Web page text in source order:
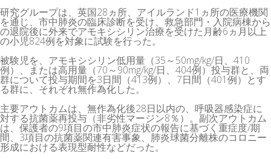
研究グループは、英国28ヵ所、アイルランド1ヵ所の医療機関
を通じ、市中肺炎の臨床診断を受け、救急部門・入院病棟から
の退院後に外来でアモキシシリン治療を受けた月齢6ヵ月以上
の小児824例を対象に試験を行った。
被験児を、アモキシシリン低用量（35～50mg/kg/日、410
例）、または高用量（70～90mg/kg/日、404例）投与群と、両
群について投与期間を3日間（413例）、7日間（401例）とす
る群に、それぞれ無作為化した。
主要アウトカムは、無作為化後28日以内の、呼吸器感染症に
対する抗菌薬再投与（非劣性マージン8％）。副次アウトカム
は、保護者の9項目の市中肺炎症状の報告に基づく重症度/期
間、3項目の抗菌薬関連有害事象、肺炎球菌分離株のコロニー
形成における表現型耐性などだった。